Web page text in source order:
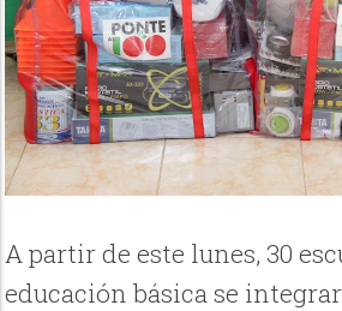
A partir de este lunes, 30
educación básica se